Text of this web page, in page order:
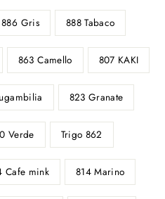
886 Gris 888 Tabaco
863 Camello 807 KAKI
823 Granate
Verde Trigo 862
Cafe mink 814 Marino